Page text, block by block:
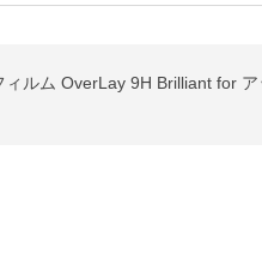
ィルム OverLay 9H Brilliant for